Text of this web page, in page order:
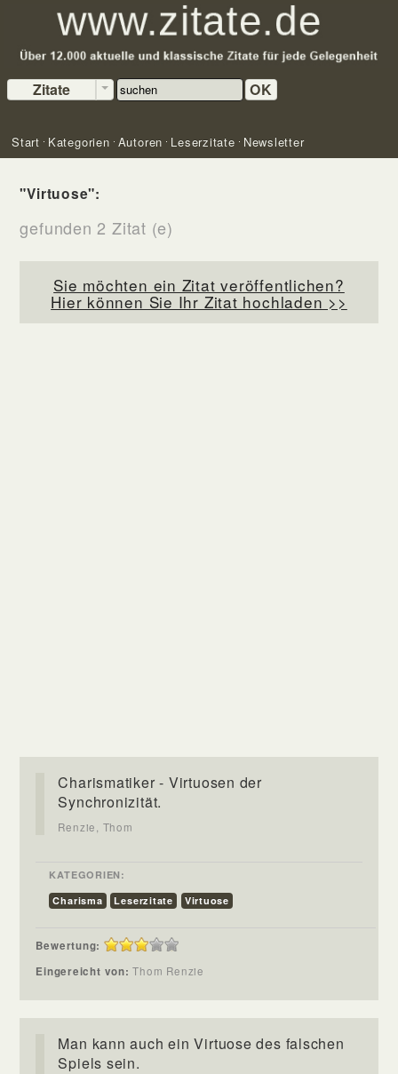
Zitate OK
Start Kategorien Autoren Leserzitate Newsletter
"Virtuose":
gefunden 2 Zitat (e)
Sie möchten ein Zitat veröffentlichen?
Hier können Sie Ihr Zitat hochladen >>
Charismatiker - Virtuosen der
Synchronizität.
Renzie, Thom
KATEGORIEN:
Charisma
Leserzitate Virtuose
Bewertung:
Eingereicht von:Thom Renzie
Man kann auch ein Virtuose des falschen
Spiels sein.